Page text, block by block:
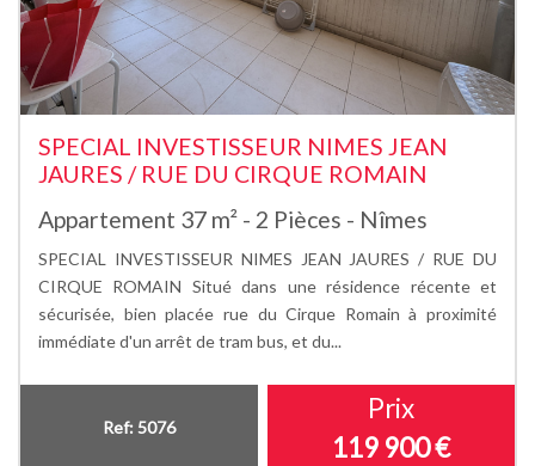
SPECIAL INVESTISSEUR NIMES JEAN
JAURES / RUE DU CIRQUE ROMAIN
Appartement 37 m² - 2 Pièces - Nîmes
SPECIAL INVESTISSEUR NIMES JEAN JAURES / RUE DU
CIRQUE ROMAIN Situé dans une résidence récente et
sécurisée, bien placée rue du Cirque Romain à proximité
immédiate d'un arrêt de tram bus, et du...
Ref: 5076
Prix
119 900€